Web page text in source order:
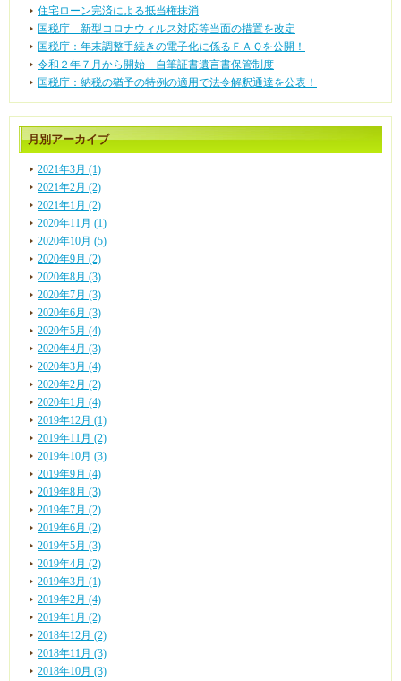
住宅ローン完済による抵当権抹消
国税庁 新型コロナウィルス対応等当面の措置を改定
国税庁：年末調整手続きの電子化に係るＦＡＱを公開！
令和２年７月から開始 自筆証書遺言書保管制度
国税庁：納税の猶予の特例の適用で法令解釈通達を公表！
月別アーカイブ
2021年3月 (1)
2021年2月 (2)
2021年1月 (2)
2020年11月 (1)
2020年10月 (5)
2020年9月 (2)
2020年8月 (3)
2020年7月 (3)
2020年6月 (3)
2020年5月 (4)
2020年4月 (3)
2020年3月 (4)
2020年2月 (2)
2020年1月 (4)
2019年12月 (1)
2019年11月 (2)
2019年10月 (3)
2019年9月 (4)
2019年8月 (3)
2019年7月 (2)
2019年6月 (2)
2019年5月 (3)
2019年4月 (2)
2019年3月 (1)
2019年2月 (4)
2019年1月 (2)
2018年12月 (2)
2018年11月 (3)
2018年10月 (3)